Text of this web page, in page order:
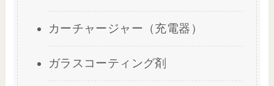
カーチャージャー（充電器）
ガラスコーティング剤